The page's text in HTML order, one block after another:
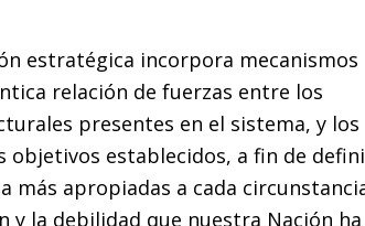
estratégica incorpora mecanismos
relación de fuerzas entre los
presentes en el sistema, y los
objetivos establecidos, a fin de
más apropiadas a cada
y la debilidad que nuestra Nación ha